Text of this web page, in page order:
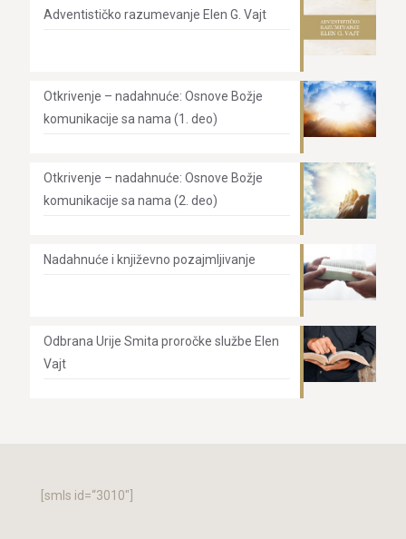
Adventističko razumevanje Elen G. Vajt
Otkrivenje – nadahnuće: Osnove Božje
komunikacije sa nama (1. deo)
Otkrivenje – nadahnuće: Osnove Božje
komunikacije sa nama (2. deo)
Nadahnuće i književno pozajmljivanje
Odbrana Urije Smita proročke službe Elen
Vajt
[smls id=“3010″]